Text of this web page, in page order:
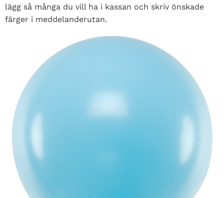
lägg så många du vill ha i kassan och skriv önskade
färger i meddelanderutan.